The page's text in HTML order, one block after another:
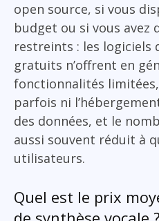
open source, si vous
budget ou si vous avez
restreints : les logiciels
gratuits n’offrent en
fonctionnalités
parfois ni
des données, et le
aussi souvent réduit à
utilisateurs.
Quel est le prix